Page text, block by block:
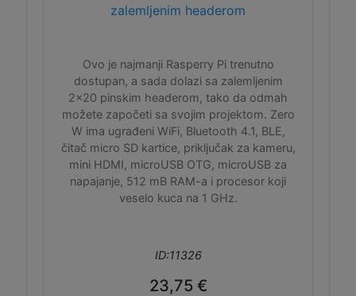
zalemljenim headerom
Ovo je najmanji Rasperry Pi trenutno
dostupan, a sada dolazi sa zalemljenim
2x20 pinskim headerom, tako da odmah
možete započeti sa svojim projektom. Zero
W ima ugrađeni WiFi, Bluetooth 4.1, BLE,
čitač micro SD kartice, priključak za kameru,
mini HDMI, microUSB OTG, microUSB za
napajanje, 512 mB RAM-a i procesor koji
veselo kuca na 1 GHz.
ID:11326
23,75 €